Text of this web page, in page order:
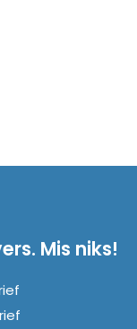
Mis niks!